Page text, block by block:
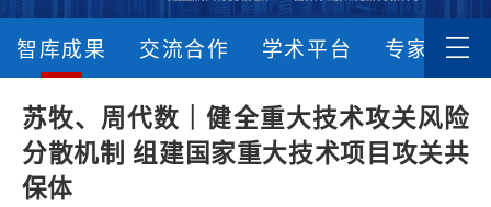
智库成果 交流合作 学术平台 专家队伍
苏牧、周代数｜健全重大技术攻关风险
分散机制 组建国家重大技术项目攻关共
保体